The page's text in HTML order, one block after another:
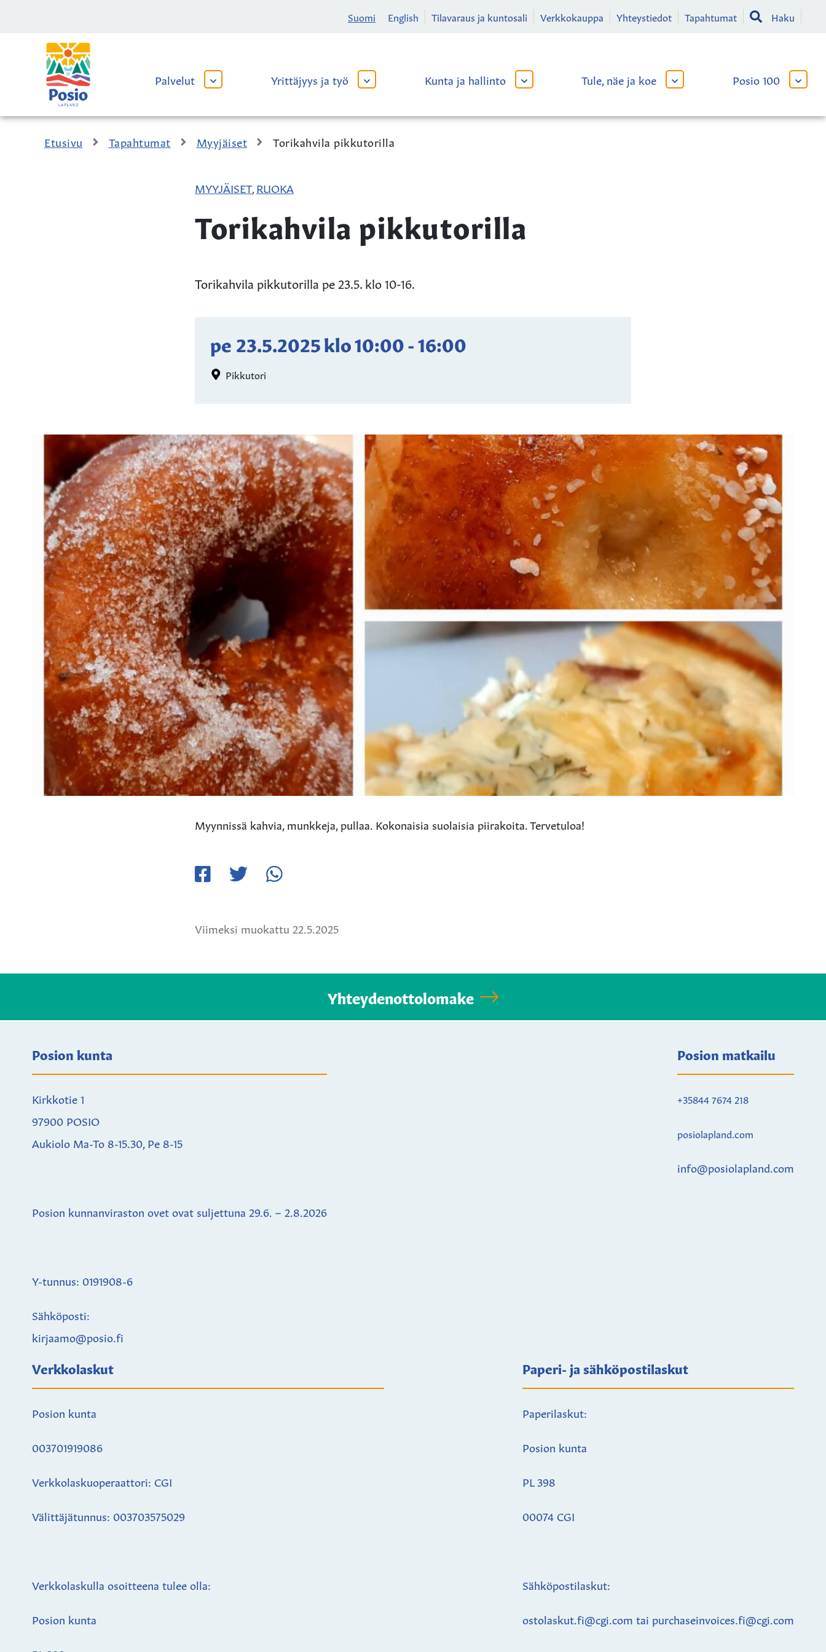
Suomi English Tilavaraus ja kuntosali Verkkokauppa Yhteystiedot Tapahtumat Haku
Kaupungin
logo
Palvelut
AVAA
ALAVALIKKO
Yrittäjyys ja työ
AVAA
ALAVALIKKO
Kunta ja hallinto
AVAA
ALAVALIKKO
Tule, näe ja koe
AVAA
ALAVALIKKO
Posio 100
AVAA
Etusivu Tapahtumat Myyjäiset Torikahvila pikkutorilla
MYYJÄISET, RUOKA
Torikahvila pikkutorilla
Torikahvila pikkutorilla pe 23.5. klo 10-16.
pe 23.5.2025klo10:00-16:00
Pikkutori
Myynnissä kahvia, munkkeja, pullaa. Kokonaisia suolaisia piirakoita. Tervetuloa!
Viimeksi muokattu 22.5.2025
Yhteydenottolomake
Posion kunta
Kirkkotie 1
97900 POSIO
Aukiolo Ma-To 8-15.30, Pe 8-15
Posion kunnanviraston ovet ovat suljettuna 29.6. – 2.8.2026
Y-tunnus: 0191908-6
Sähköposti:
kirjaamo@posio.fi
Posion matkailu
+35844 7674 218
posiolapland.com
info@posiolapland.com
Verkkolaskut
Posion kunta
003701919086
Verkkolaskuoperaattori: CGI
Välittäjätunnus: 003703575029
Verkkolaskulla osoitteena tulee olla:
Posion kunta
Paperi- ja sähköpostilaskut
Paperilaskut:
Posion kunta
PL 398
00074 CGI
Sähköpostilaskut:
ostolaskut.fi@cgi.com tai purchaseinvoices.fi@cgi.com